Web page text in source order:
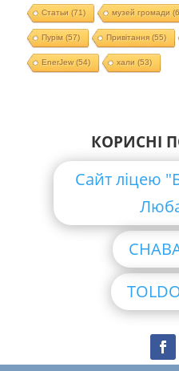
Статьи (71) музей громади
Пурім (57) Привітання(55)
EnerJew(54) хали (53)
КОРИСНІ
Сайт ліцею